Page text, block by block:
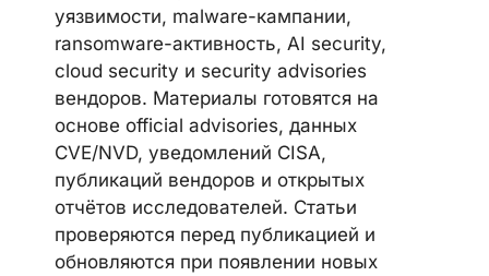
уязвимости, malware-кампании,
ransomware-активность, AI security,
cloud security и security advisories
вендоров. Материалы готовятся на
основе official advisories, данных
CVE/NVD, уведомлений CISA,
публикаций вендоров и открытых
отчётов исследователей. Статьи
проверяются перед публикацией и
обновляются при появлении новых